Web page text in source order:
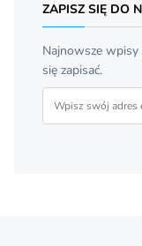
ZAPISZ SIĘ DO
Najnowsze
się zapisać.